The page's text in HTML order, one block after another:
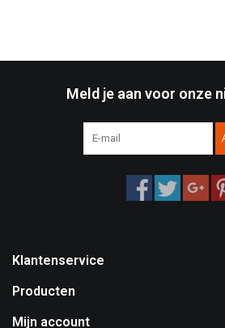
Meld je aan voor onze
Klantenservice
Producten
Mijn account